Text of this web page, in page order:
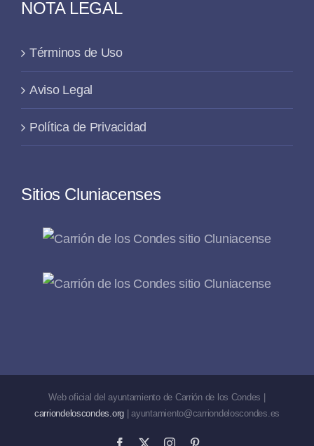
NOTA LEGAL
Términos de Uso
Aviso Legal
Política de Privacidad
Sitios Cluniacenses
Web oficial del ayuntamiento de Carrión de los Condes |
carriondeloscondes.org | ayuntamiento@carriondeloscondes.es
Facebook InstagramPinterest